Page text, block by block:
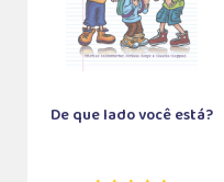
De que lado você está?